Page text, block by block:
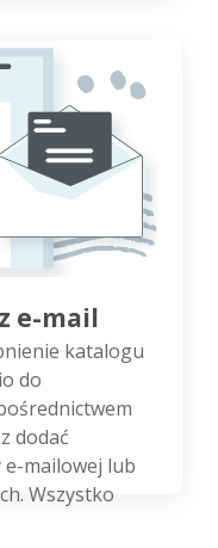
e-mail
katalogu
do
dodać
mailowej lub
Wszystko